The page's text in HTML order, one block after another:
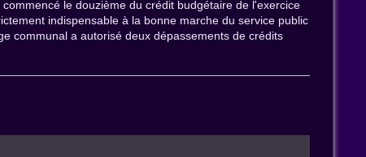
le douzième du crédit budgétaire de l'exercice
indispensable à la bonne marche du service public
communal a autorisé deux dépassements de crédits